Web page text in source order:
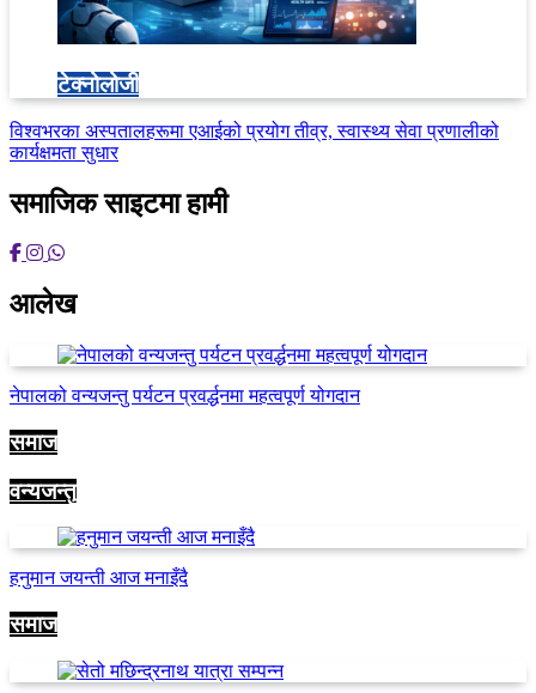
टेक्नोलोजी
विश्वभरका अस्पतालहरूमा एआईको प्रयोग तीव्र, स्वास्थ्य सेवा प्रणालीको
कार्यक्षमता सुधार
समाजिक साइटमा हामी
आलेख
नेपालको वन्यजन्तु पर्यटन प्रवर्द्धनमा महत्वपूर्ण योगदान
समाज
वन्यजन्तु
हनुमान जयन्ती आज मनाइँदै
समाज